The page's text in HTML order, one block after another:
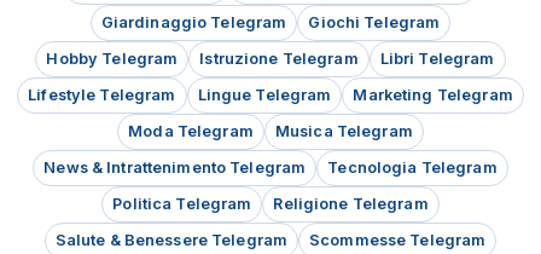
Giardinaggio Telegram
Giochi Telegram
Hobby Telegram
Istruzione Telegram
Libri Telegram
Lifestyle Telegram
Lingue Telegram
Marketing Telegram
Moda Telegram
Musica Telegram
News & Intrattenimento Telegram
Tecnologia Telegram
Politica Telegram
Religione Telegram
Salute & Benessere Telegram
Scommesse Telegram